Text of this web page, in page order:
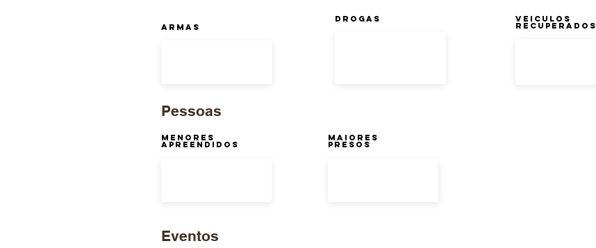
ARMAS
DROGAS Veiculos
Recuperados
Pessoas
Menores
Apreendidos
Maiores
Presos
Eventos